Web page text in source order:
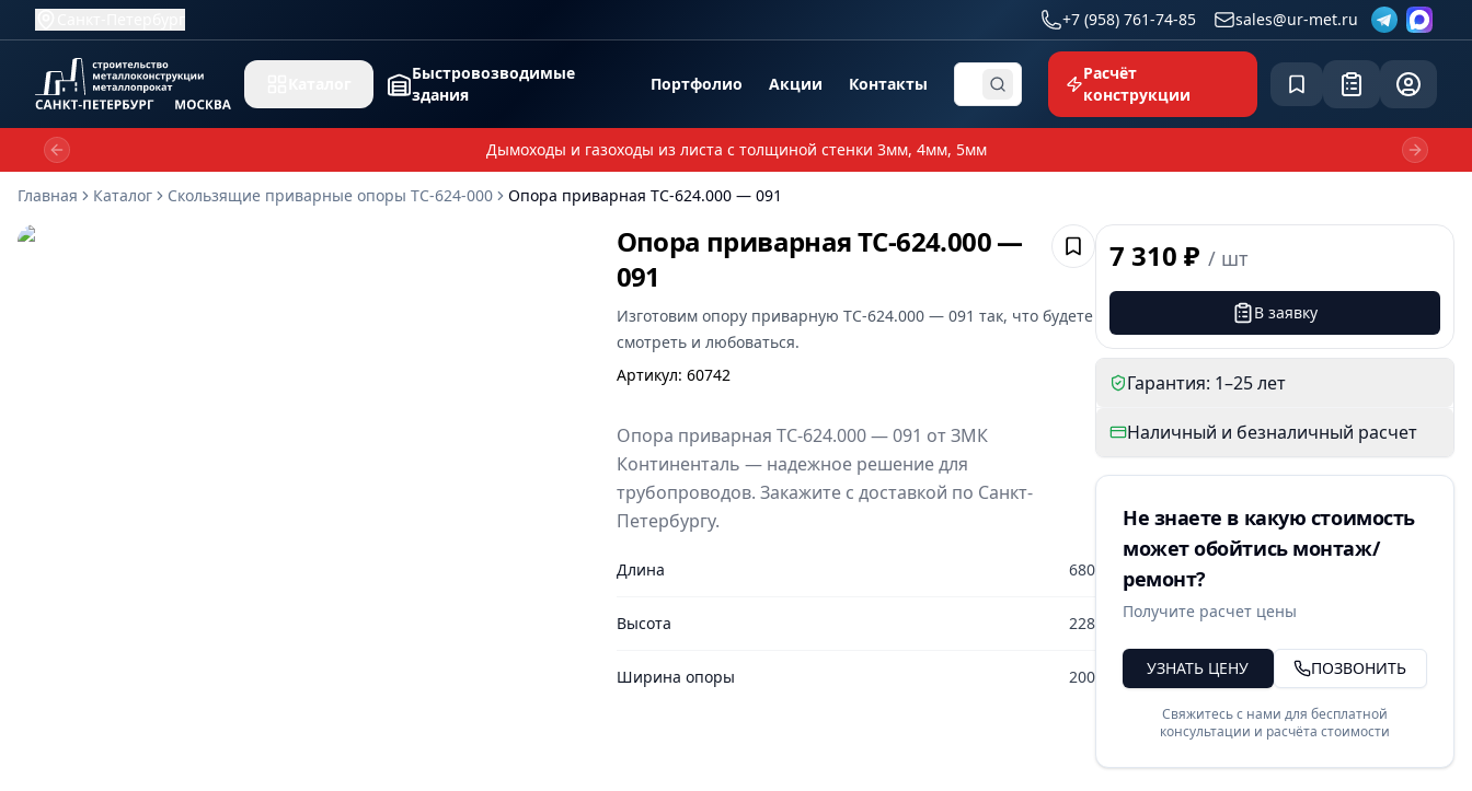
+7 (958) 761-74-85 sales@ur-met.ru
Быстровозводимые
здания
Портфолио Акции Контакты
Расчёт
конструкции
Сохранённое
Заявка
Дымоходы и газоходы из листа с толщиной стенки 3мм, 4мм, 5мм
Previous slide
Next
Главная
Каталог Скользящие приварные опоры ТС-624-000 Опора приварная ТС-624.000 — 091
Опора приварная ТС-624.000 —
091
Сохранить
Изготовим опору приварную ТС-624.000 — 091 так, что будете
смотреть и любоваться.
Артикул: 60742
Опора приварная ТС-624.000 — 091 от ЗМК
Континенталь — надежное решение для
трубопроводов. Закажите с доставкой по Санкт-
Петербургу.
Длина 680
Высота 228
Ширина опоры 200
7 310 ₽ / шт
В заявку
Гарантия: 1–25 лет
Наличный и безналичный расчет
Не знаете в какую стоимость
может обойтись монтаж/
ремонт?
Получите расчет цены
УЗНАТЬ ЦЕНУ ПОЗВОНИТЬ
Свяжитесь с нами для бесплатной
консультации и расчёта стоимости